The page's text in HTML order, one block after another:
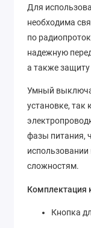
Для
необходима
по
надежную
а также
Умный
установке, так
фазы питания,
сложностям.
Комплектация
Кнопка